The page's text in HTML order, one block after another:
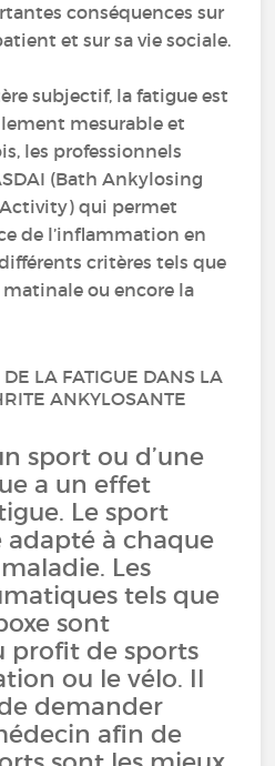
conséquences sur
et sur sa vie sociale.
subjectif, la fatigue est
mesurable et
les professionnels
(Bath Ankylosing
qui permet
de l’inflammation en
critères tels que
ou encore la
LA FATIGUE DANS LA
ANKYLOSANTE
sport ou d’une
a un effet
Le sport
à chaque
Les
tels que
sont
profit de sports
ou le vélo. Il
demander
afin de